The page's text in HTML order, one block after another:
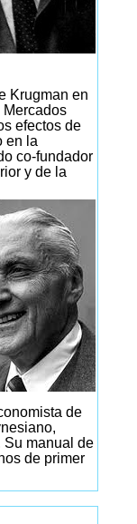
Krugman en
Mercados
efectos de
en la
co-fundador
y de la
de
Su manual de
de primer